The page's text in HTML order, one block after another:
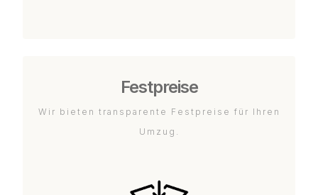
Festpreise
Wir bieten transparente Festpreise für Ihren
Umzug.